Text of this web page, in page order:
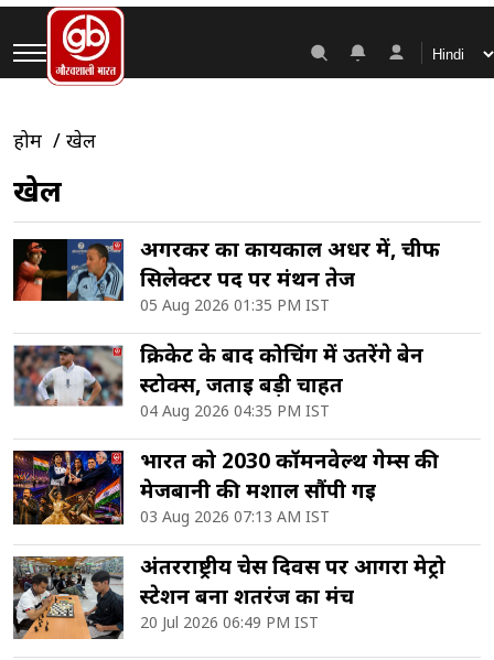
होम खेल
खेल
अगरकर का कार्यकाल अधर में, चीफ
सिलेक्टर पद पर मंथन तेज
05 Aug 2026 01:35 PM IST
क्रिकेट के बाद कोचिंग में उतरेंगे बेन
स्टोक्स, जताई बड़ी चाहत
04 Aug 2026 04:35 PM IST
भारत को 2030 कॉमनवेल्थ गेम्स की
मेजबानी की मशाल सौंपी गई
03 Aug 2026 07:13 AM IST
अंतरराष्ट्रीय चेस दिवस पर आगरा मेट्रो
स्टेशन बना शतरंज का मंच
20 Jul 2026 06:49 PM IST